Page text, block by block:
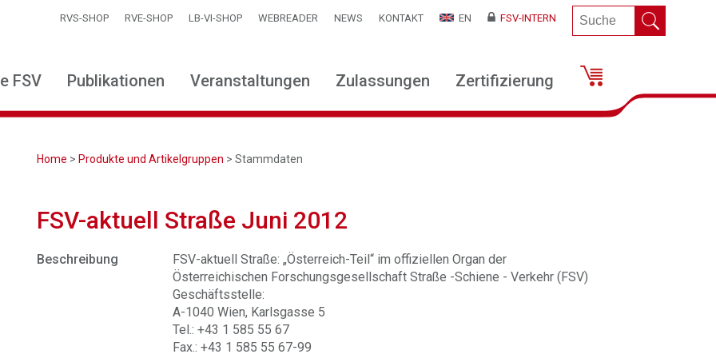
RVS-SHOP RVE-SHOP LB-VI-SHOP WEBREADER NEWS KONTAKT EN FSV-INTERN
FSV Publikationen Veranstaltungen Zulassungen Zertifizierung
Home > Produkte und Artikelgruppen > Stammdaten
FSV-aktuell Straße Juni 2012
Beschreibung
FSV-aktuell Straße: „Österreich-Teil“ im offiziellen Organ der
Österreichischen Forschungsgesellschaft Straße -Schiene - Verkehr (FSV)
Geschäftsstelle:
A-1040 Wien, Karlsgasse 5
Tel.: +43 1 585 55 67
Fax.: +43 1 585 55 67-99